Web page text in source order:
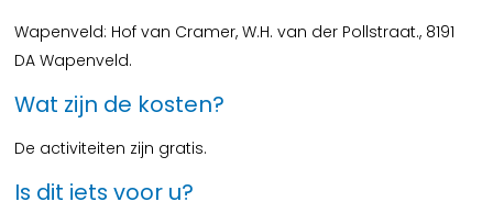
Wapenveld: Hof van Cramer, W.H. van der Pollstraat., 8191
DA Wapenveld.
Wat zijn de kosten?
De activiteiten zijn gratis.
Is dit iets voor u?